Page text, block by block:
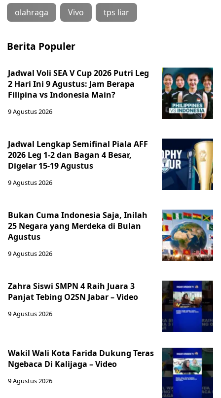
olahraga Vivo tps liar
Berita Populer
Jadwal Voli SEA V Cup 2026 Putri Leg
2 Hari Ini 9 Agustus: Jam Berapa
Filipina vs Indonesia Main?
9 Agustus 2026
Jadwal Lengkap Semifinal Piala AFF
2026 Leg 1-2 dan Bagan 4 Besar,
Digelar 15-19 Agustus
9 Agustus 2026
Bukan Cuma Indonesia Saja, Inilah
25 Negara yang Merdeka di Bulan
Agustus
9 Agustus 2026
Zahra Siswi SMPN 4 Raih Juara 3
Panjat Tebing O2SN Jabar – Video
9 Agustus 2026
Wakil Wali Kota Farida Dukung Teras
Ngebaca Di Kalijaga – Video
9 Agustus 2026